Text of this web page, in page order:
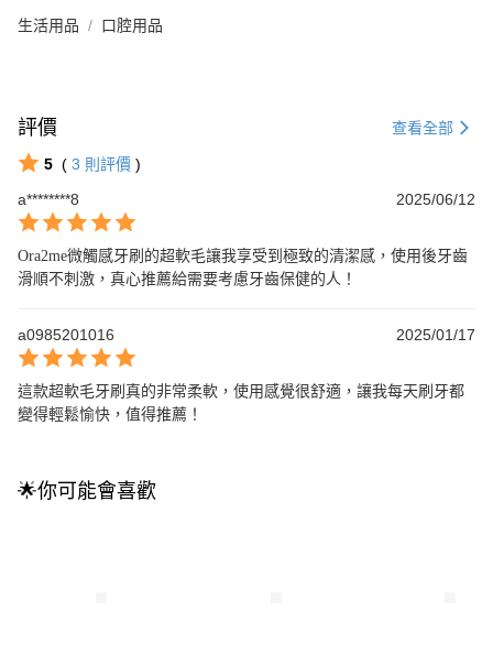
生活用品 口腔用品
評價 查看全部
5 ( 3 則評價 )
a********8
2025/06/12
Ora2me微觸感牙刷的超軟毛讓我享受到極致的清潔感，使用後牙齒
滑順不刺激，真心推薦給需要考慮牙齒保健的人！
a0985201016 2025/01/17
這款超軟毛牙刷真的非常柔軟，使用感覺很舒適，讓我每天刷牙都
變得輕鬆愉快，值得推薦！
🌟你可能會喜歡